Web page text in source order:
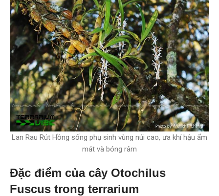
Lan Rau Rút Hồng sống phụ sinh vùng núi cao, ưa khí hậu ẩm
mát và bóng râm
Đặc điểm của cây Otochilus
Fuscus trong terrarium